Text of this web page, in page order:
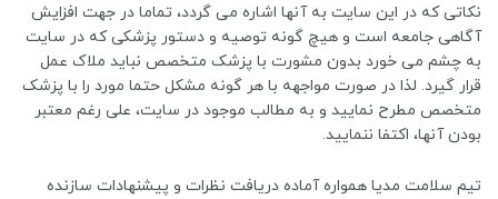
نکاتی که در این سایت به آنها اشاره می گردد، تماما در جهت افزایش
آگاهی جامعه است و هیچ گونه توصیه و دستور پزشکی که در سایت
به چشم می خورد بدون مشورت با پزشک متخصص نباید ملاک عمل
قرار گیرد. لذا در صورت مواجهه با هر گونه مشکل حتما مورد را با پزشک
متخصص مطرح نمایید و به مطالب موجود در سایت، علی رغم معتبر
بودن آنها، اکتفا ننمایید.
تیم سلامت مدیا همواره آماده دریافت نظرات و پیشنهادات سازنده